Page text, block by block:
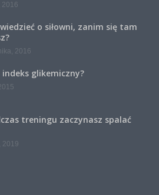
2016
o siłowni, zanim się tam
2016
glikemiczny?
treningu zaczynasz spalać
2019